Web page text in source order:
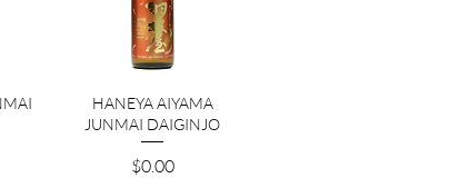
クイックビュー
HANEYA AIYAMA
JUNMAI DAIGINJO
価格
$0.00